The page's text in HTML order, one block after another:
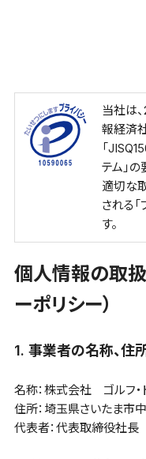
当社は
報経済
「
テム」
適切な
される
す。
個人情報の取扱
ーポリシー）
1. 事業者の名称、住
名称：株式会社 ゴルフ・
住所：埼玉県さいたま市
代表者：代表取締役社